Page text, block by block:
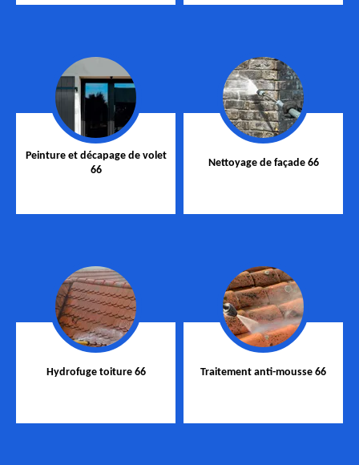
Peinture et décapage de volet
66
Nettoyage de façade 66
Hydrofuge toiture 66 Traitement anti-mousse 66